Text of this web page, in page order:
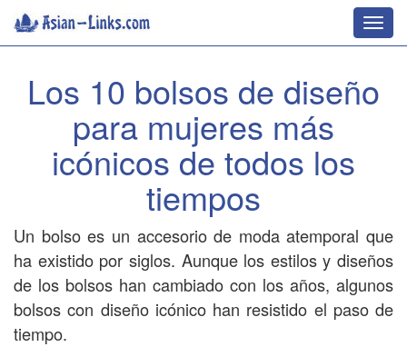
Los 10 bolsos de diseño
para mujeres más
icónicos de todos los
tiempos
Un bolso es un accesorio de moda atemporal que
ha existido por siglos. Aunque los estilos y diseños
de los bolsos han cambiado con los años, algunos
bolsos con diseño icónico han resistido el paso de
tiempo.